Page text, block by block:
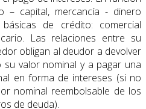
– capital, mercancía - dinero
de crédito: comercial
Las relaciones entre su
obligan al deudor a devolver
valor nominal y a pagar una
en forma de intereses (si no
nominal reembolsable de los
de deuda).